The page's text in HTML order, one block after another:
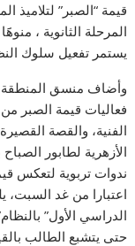
قيمة “الصبر” لتلاميذ
المرحلة الثانوية ،
يستمر تفعيل سلوك
وأضاف منسق المنطقة
فعاليات قيمة الصبر
الفنية، والقصة
الأزهرية لطابور
ندوات تربوية لتعكس
اعتبارا من غد السبت،
الدراسي الأول”
حتى يتشبع الطالب